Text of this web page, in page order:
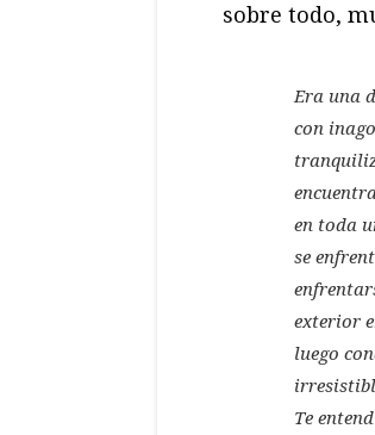
sobre todo,
Era una
con
en toda
se
exterior
luego
Te